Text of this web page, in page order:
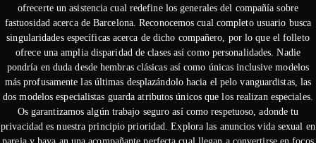
ofrecerte un asistencia cual redefine los generales del compañía sobre
fastuosidad acerca de Barcelona. Reconocemos cual completo usuario busca
singularidades específicas acerca de dicho compañero, por lo que el folleto
ofrece una amplia disparidad de clases así­ como personalidades. Nadie
pondrí­a en duda desde hembras clásicas así­ como únicas inclusive modelos
más profusamente las últimas desplazándolo hacia el pelo vanguardistas, las
dos modelos especialistas guarda atributos únicos que los realizan especiales.
Os garantizamos algún trabajo seguro así­ como respetuoso, adonde tu
privacidad es nuestra principio prioridad. Explora las anuncios vida sexual en